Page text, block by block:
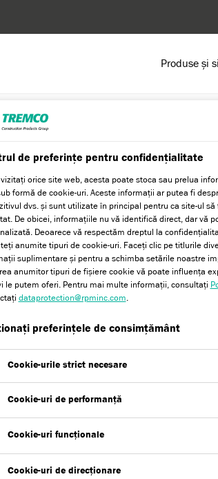
Produse și
un sistem
Vezi
de preferințe pentru confidențialitate
orice site web, acesta poate stoca sau prelua
formă de cookie-uri. Aceste informații ar putea fi
dvs. și sunt utilizate în principal pentru ca site-ul
De obicei, informațiile nu vă identifică direct, dar vă
Deoarece vă respectăm dreptul la
anumite tipuri de cookie-uri. Faceți clic pe titlurile
suplimentare și pentru a schimba setările noastre
anumitor tipuri de fișiere cookie vă poate influența
le putem oferi. Pentru mai multe informații, consultați
dataprotection@rpminc.com
preferințele de consimțământ
Cookie-urile strict necesare
Cookie-uri de performanță
Cookie-uri funcționale
Cookie-uri de direcționare